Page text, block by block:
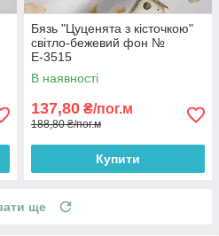
Бязь "Цуценята з кісточкою"
світло-бежевий фон №
Е-3515
В наявності
137,80 ₴/пог.м
188,80 ₴/пог.м
Купити
ще